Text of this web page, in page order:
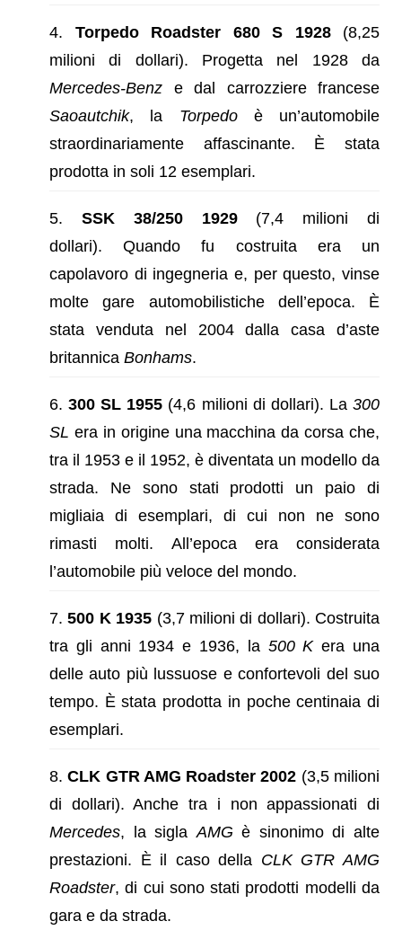
Torpedo Roadster 680 S 1928(8,25
milioni di dollari). Progetta nel 1928 da
Mercedes-Benz e dal carrozziere francese
Saoautchik, la Torpedoè un’automobile
straordinariamente affascinante. È stata
prodotta in soli 12 esemplari.
SSK 38/250 1929(7,4 milioni di
dollari). Quando fu costruita era un
capolavoro di ingegneria e, per questo, vinse
molte gare automobilistiche dell’epoca. È
stata venduta nel 2004 dalla casa d’aste
britannica Bonhams.
300 SL 1955 (4,6 milioni di dollari). La300
SL era in origine una macchina da corsa che,
tra il 1953 e il 1952, è diventata un modello da
strada. Ne sono stati prodotti un paio di
migliaia di esemplari, di cui non ne sono
rimasti molti. All’epoca era considerata
l’automobile più veloce del mondo.
500 K 1935 (3,7 milioni di dollari). Costruita
tra gli anni 1934 e 1936, la 500 Kera una
delle auto più lussuose e confortevoli del suo
tempo. È stata prodotta in poche centinaia di
esemplari.
CLK GTR AMG Roadster 2002 (3,5 milioni
di dollari). Anche tra i non appassionati di
Mercedes, la sigla AMGè sinonimo di alte
prestazioni. È il caso della CLK GTR AMG
Roadster, di cui sono stati prodotti modelli da
gara e da strada.